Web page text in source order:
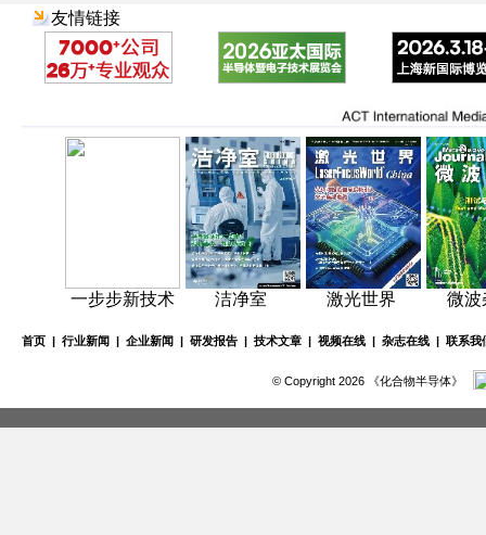
友情链接
一步步新技术 洁净室 激光世界 微波
首页 | 行业新闻 | 企业新闻 | 研发报告 | 技术文章 | 视频在线 | 杂志在线 | 联系我
© Copyright 2026 《化合物半导体》